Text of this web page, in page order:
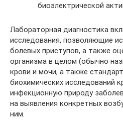
биоэлектрической
Лабораторная диагностика
исследования, позволяющие
болевых приступов, а также
организма в целом (обычно
крови и мочи, а также
биохимических исследований
инфекционную природу
на выявления конкретных
ним.